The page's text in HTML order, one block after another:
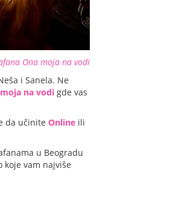
Ona moja na vodi
i Sanela. Ne
na vodi gde vas
da učinite Online ili
u Beogradu
vam najviše